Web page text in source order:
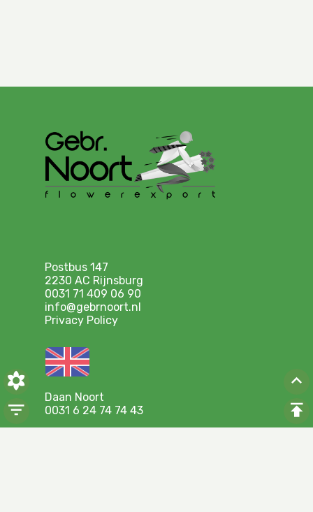
Postbus 147
2230 AC Rijnsburg
0031 71 409 06 90
info@gebrnoort.nl
Privacy Policy
Daan Noort
0031 6 24 74 74 43